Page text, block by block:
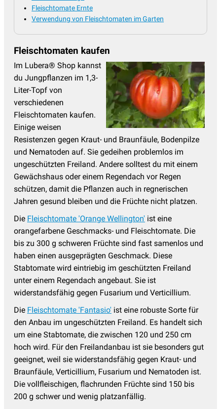
Fleischtomate Ernte
Verwendung von Fleischtomaten im Garten
Fleischtomaten kaufen
Im Lubera® Shop kannst
du Jungpflanzen im 1,3-
Liter-Topf von
verschiedenen
Fleischtomaten kaufen.
Einige weisen
Resistenzen gegen Kraut- und Braunfäule, Bodenpilze
und Nematoden auf. Sie gedeihen problemlos im
ungeschützten Freiland. Andere solltest du mit einem
Gewächshaus oder einem Regendach vor Regen
schützen, damit die Pflanzen auch in regnerischen
Jahren gesund bleiben und die Früchte nicht platzen.
Die Fleischtomate 'Orange Wellington' ist eine
orangefarbene Geschmacks- und Fleischtomate. Die
bis zu 300 g schweren Früchte sind fast samenlos und
haben einen ausgeprägten Geschmack. Diese
Stabtomate wird eintriebig im geschützten Freiland
unter einem Regendach angebaut. Sie ist
widerstandsfähig gegen Fusarium und Verticillium.
Die Fleischtomate 'Fantasio' ist eine robuste Sorte für
den Anbau im ungeschützten Freiland. Es handelt sich
um eine Stabtomate, die zwischen 120 und 250 cm
hoch wird. Für den Freilandanbau ist sie besonders gut
geeignet, weil sie widerstandsfähig gegen Kraut- und
Braunfäule, Verticillium, Fusarium und Nematoden ist.
Die vollfleischigen, flachrunden Früchte sind 150 bis
200 g schwer und wenig platzanfällig.